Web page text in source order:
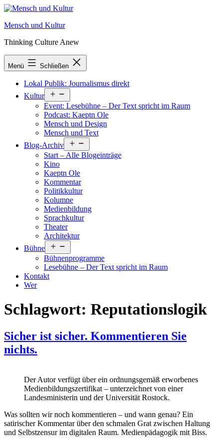
Zum
springen
Mensch und Kultur
Thinking Culture Anew
Menü Schließen
Lokal Publik: Journalismus direkt
Kultur
öffnen
Event: Lesebühne – Der Text spricht im Raum
Podcast: Kaeptn Ole
Mensch und Design
Mensch und Text
Blog-Archiv
öffnen
Start – Alle Blogeinträge
Kino
Kaeptn Ole
Kommentar
Politikkultur
Kolumne
Medienbildung
Sprachkultur
Theater
Architektur
Bühne
öffnen
Bühnenprogramme
Lesebühne – Der Text spricht im Raum
Kontakt
Wer
Schlagwort: Reputationslogik
Sicher ist sicher. Kommentieren Sie
nichts.
Der Autor verfügt über ein ordnungsgemäß erworbenes
Medienbildungszertifikat – unterzeichnet von einer
Landesministerin und der Universität Rostock.
Was sollten wir noch kommentieren – und wann genau? Ein
satirischer Kommentar über den schmalen Grat zwischen Haltung
und Selbstzensur im digitalen Raum. Medienpädagogik mit Biss.